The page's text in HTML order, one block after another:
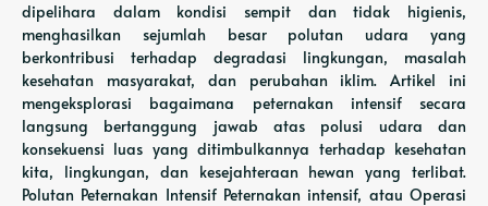
dipelihara dalam kondisi sempit dan tidak higienis,
menghasilkan sejumlah besar polutan udara yang
berkontribusi terhadap degradasi lingkungan, masalah
kesehatan masyarakat, dan perubahan iklim. Artikel ini
mengeksplorasi bagaimana peternakan intensif secara
langsung bertanggung jawab atas polusi udara dan
konsekuensi luas yang ditimbulkannya terhadap kesehatan
kita, lingkungan, dan kesejahteraan hewan yang terlibat.
Polutan Peternakan Intensif Peternakan intensif, atau Operasi